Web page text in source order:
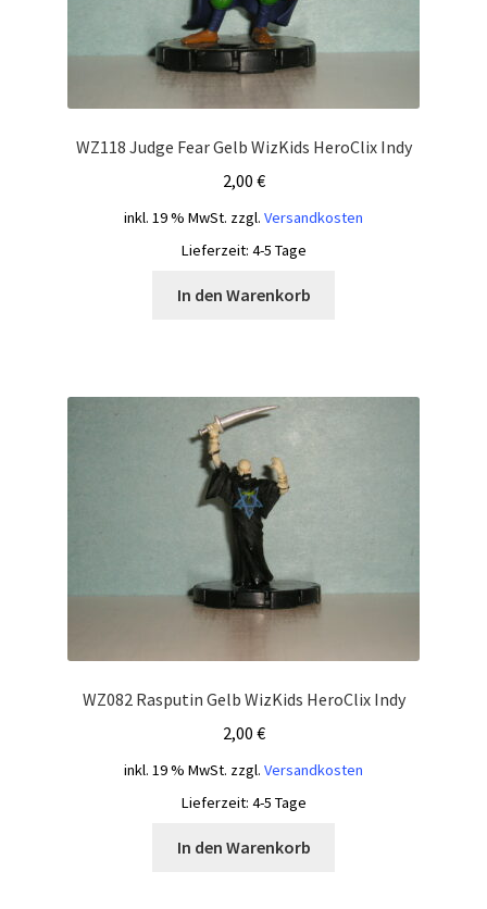
WZ118 Judge Fear Gelb WizKids HeroClix Indy
2,00 €
inkl. 19 % MwSt. zzgl. Versandkosten
Lieferzeit: 4-5 Tage
In den Warenkorb
WZ082 Rasputin Gelb WizKids HeroClix Indy
2,00 €
inkl. 19 % MwSt. zzgl. Versandkosten
Lieferzeit: 4-5 Tage
In den Warenkorb